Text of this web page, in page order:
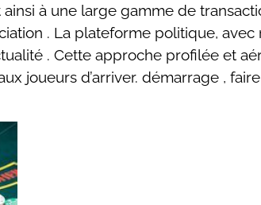
à une large gamme de
. La plateforme politique,
​​. Cette approche profilée et
joueurs d’arriver. démarrage ,